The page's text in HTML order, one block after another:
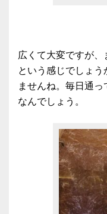
広くて大変ですが、
という感じでしょ
ませんね。毎日通
なんでしょう。